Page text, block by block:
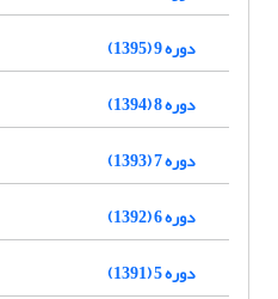
دوره 9 (1395)
دوره 8 (1394)
دوره 7 (1393)
دوره 6 (1392)
دوره 5 (1391)